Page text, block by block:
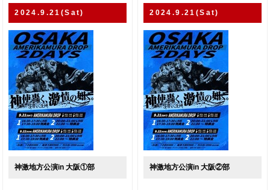
2024.9.21(Sat)
神激地方公演in 大阪①部
2024.9.21(Sat)
神激地方公演in 大阪②部